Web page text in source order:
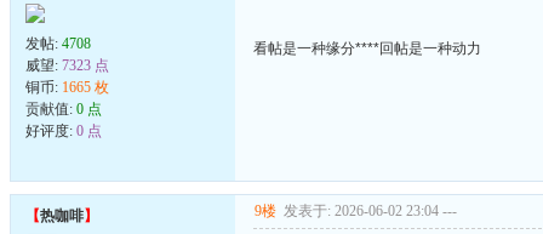
发帖: 4708
威望: 7323 点
铜币: 1665 枚
贡献值: 0 点
好评度: 0 点
看帖是一种缘分****回帖是一种动力
【热咖啡】 9楼 发表于: 2026-06-02 23:04 ---